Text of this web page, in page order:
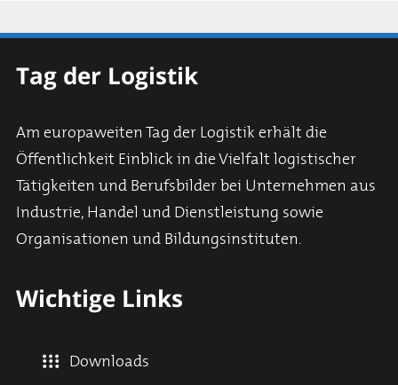
Tag der Logistik
Am europaweiten Tag der Logistik erhält die
Öffentlichkeit Einblick in die Vielfalt logistischer
Tätigkeiten und Berufsbilder bei Unternehmen aus
Industrie, Handel und Dienstleistung sowie
Organisationen und Bildungsinstituten.
Wichtige Links
Downloads